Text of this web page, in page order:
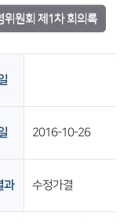
원회 제1차 회의록
2016-10-26
과 수정가결